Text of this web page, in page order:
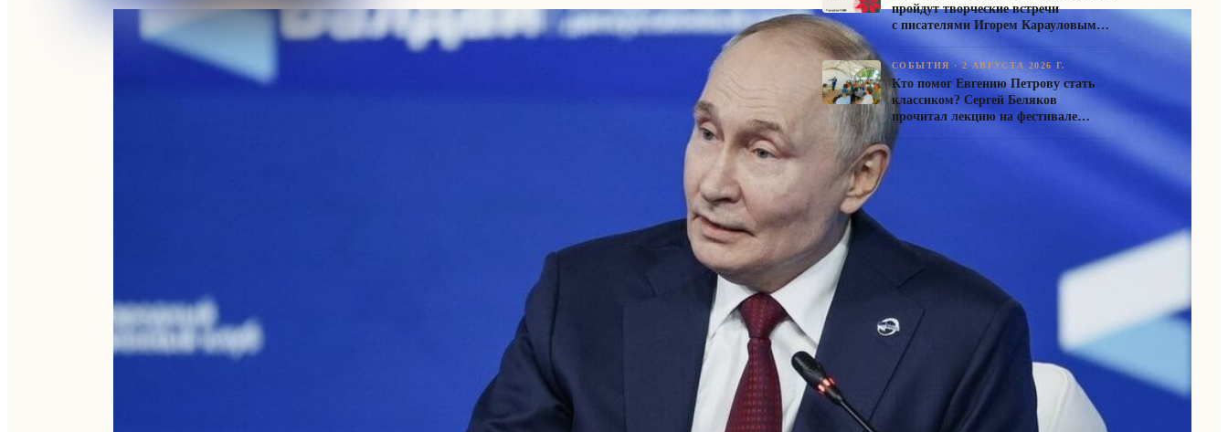
пройдут творческие встречи
с писателями Игорем Карауловым
и Платоном Бесединым
СОБЫТИЯ ·2 АВГУСТА 2026 Г.
Кто помог Евгению Петрову стать
классиком? Сергей Беляков
прочитал лекцию на фестивале
«Белый июнь»